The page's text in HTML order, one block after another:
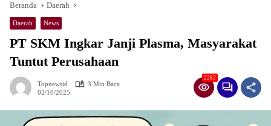
Beranda Daerah
Daerah News
PT SKM Ingkar Janji Plasma, Masyarakat
Tuntut Perusahaan
Topnewsid
3 Min Baca
02/10/2025
2262